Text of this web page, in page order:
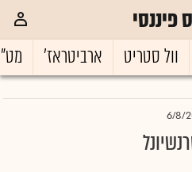
פיננסי
וול סטריט ארביטראז'
6/8/